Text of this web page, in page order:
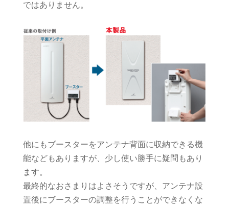
ではありません。
他にもブースターをアンテナ背面に収納できる機
能などもありますが、少し使い勝手に疑問もあり
ます。
最終的なおさまりはよさそうですが、アンテナ設
置後にブースターの調整を行うことができなくな